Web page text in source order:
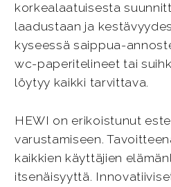
korkealaatuisesta
laadustaan ja
kyseessä saippua-
wc-paperitelineet tai
löytyy kaikki tarvittava.
HEWI on erikoistunut
varustamiseen.
kaikkien käyttäjien
itsenäisyyttä.